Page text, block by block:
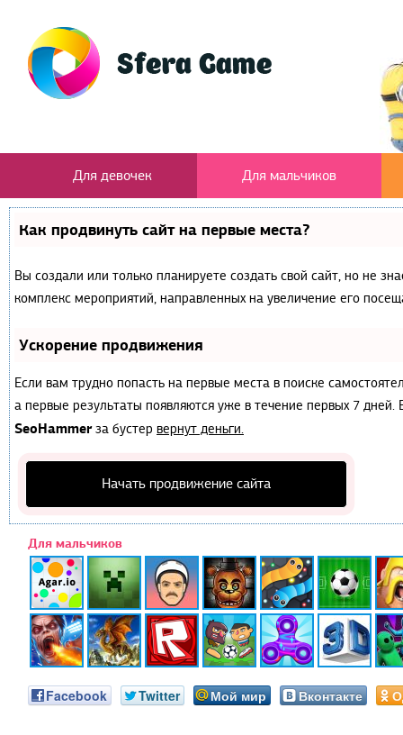
Для девочек Для мальчиков
Как продвинуть сайт на первые места?
Вы создали или только планируете создать свой сайт, но не
комплекс мероприятий, направленных на увеличение его
Ускорение продвижения
Если вам трудно попасть на первые места в поиске
а первые результаты появляются уже в течение первых 7
SeoHammerза бустер вернут деньги.
Начать продвижение сайта
Для мальчиков
Facebook Twitter Мой мир Вконтакте